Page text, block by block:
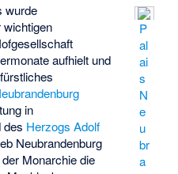
P
al
ai
s
N
e
u
br
a
wurde
wichtigen
aufhielt und
in
des Herzogs Adolf
Neubrandenburg
Monarchie die